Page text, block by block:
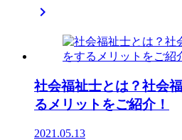

社会福祉士とは？社会
るメリットをご紹介！
2021.05.13